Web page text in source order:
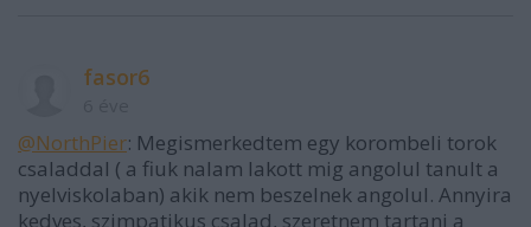
fasor6
@NorthPier: Megismerkedtem egy korombeli torok
csaladdal ( a fiuk nalam lakott mig angolul tanult a
nyelviskolaban) akik nem beszelnek angolul. Annyira
kedves, szimpatikus csalad, szeretnem tartani a